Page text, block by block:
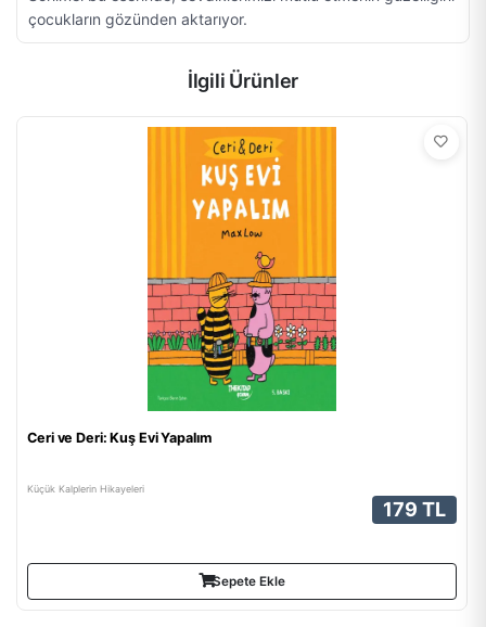
çocukların gözünden aktarıyor.
İlgili Ürünler
Ceri ve Deri: Kuş Evi Yapalım
Küçük Kalplerin Hikayeleri
179 TL
Sepete Ekle